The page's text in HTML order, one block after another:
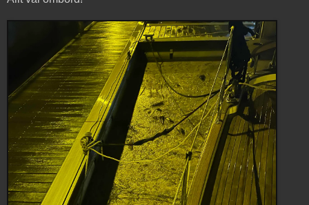
boathr62 kl.22:55 Inga kommentarer:
Dela
Som en vanlig svensk sommar…
Vädret fortsätter med regn och väldigt mycket flytande
materia i vattnet. Det känns inte som vi är på latitud 28° N. Är